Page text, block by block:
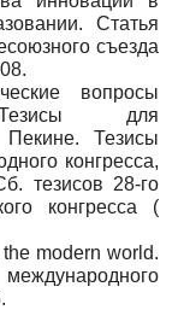
Статья
съезда
вопросы
для
Тезисы
конгресса,
тезисов 28-го
конгресса (
modern world.